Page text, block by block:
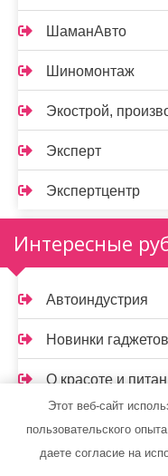
ШаманАвто
Шиномонтаж
Экострой,
Эксперт
Экспертцентр
Интересные
Автоиндустрия
Новинки гаджетов
О красоте и
Советы для дома
Этот веб-сайт
пользовательского
даете согласие на